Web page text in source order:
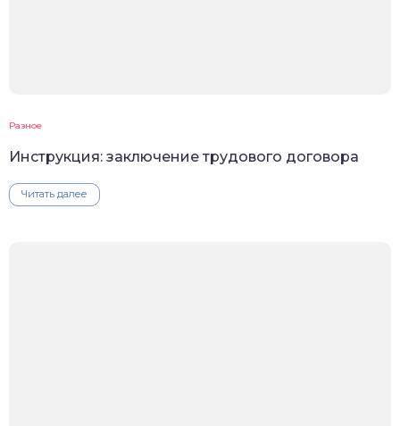
Разное
Инструкция: заключение трудового договора
Читать далее